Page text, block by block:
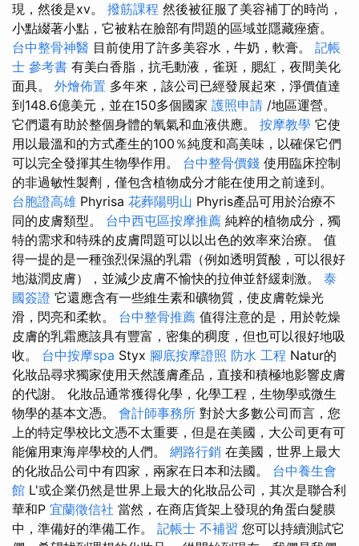
現，然後是xv。 撥筋課程 然後被征服了美容補丁的時尚，
小點綴著小點，它被粘在臉部有問題的區域並隱藏痤瘡。
台中整骨神醫 目前使用了許多美容水，牛奶，軟膏。 記帳
士 參考書 有美白香脂，抗毛動液，雀斑，腮紅，夜間美化
面具。 外燴佈置 多年來，該公司已經發展起來，淨價值達
到148.6億美元，並在150多個國家 護照申請 /地區運營。
它們還有助於整個身體的氧氣和血液供應。 按摩教學 它使
用以最溫和的方式產生的100％純度和高美味，以確保它們
可以完全發揮其生物學作用。 台中整骨價錢 使用臨床控制
的非過敏性製劑，僅包含植物成分才能在使用之前達到。
台胞證高雄 Phyrisa 花葬陽明山 Phyris產品可用於治療不
同的皮膚類型。 台中西屯區按摩推薦 純粹的植物成分，獨
特的需求和特殊的皮膚問題可以以出色的效率來治療。 值
得一提的是一種強烈保濕的乳霜（例如透明質酸，可以很好
地滋潤皮膚），並減少皮膚不愉快的拉伸並舒緩刺激。 泰
國簽證 它還應含有一些維生素和礦物質，使皮膚乾燥光
滑，閃亮和柔軟。 台中整骨推薦 值得注意的是，用於乾燥
皮膚的乳霜應該具有豐富，密集的稠度，但也可以很好地吸
收。 台中按摩spa Styx 腳底按摩證照 防水 工程 Natur的
化妝品尋求獨家使用天然護膚產品，直接和積極地影響皮膚
的代謝。 化妝品通常獲得化學，化學工程，生物學或微生
物學的基本文憑。 會計師事務所 對於大多數公司而言，您
上的特定學校比文憑不太重要，但是在美國，大公司更有可
能僱用東海岸學校的人們。 網路行銷 在美國，世界上最大
的化妝品公司中有四家，兩家在日本和法國。 台中養生會
館 L'或企業仍然是世界上最大的化妝品公司，其次是聯合利
華和P 宜蘭徵信社 當然，在商店貨架上發現的角蛋白髮膜
中，準備好的準備工作。 記帳士 不補習 您可以持續測試它